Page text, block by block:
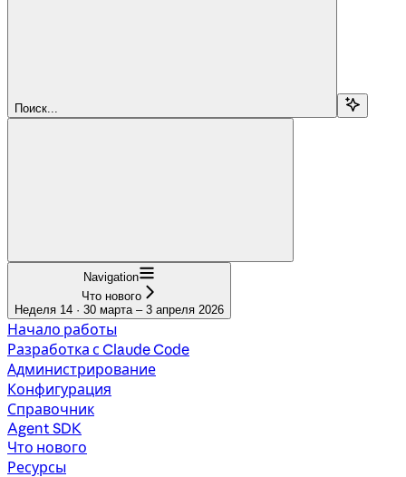
Поиск...
Navigation
Что нового
Неделя 14 · 30 марта – 3 апреля 2026
Начало работы
Разработка с Claude Code
Администрирование
Конфигурация
Справочник
Agent SDK
Что нового
Ресурсы